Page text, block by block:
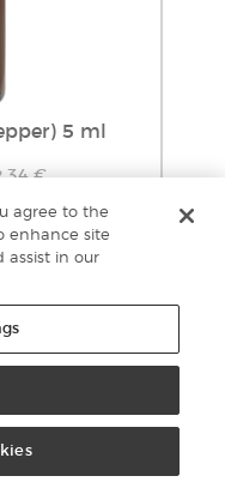
5 ml
€
agree to the
enhance site
assist in our